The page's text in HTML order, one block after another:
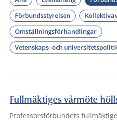
Förbundsstyrelsen
Omställningsförhandlingar
Vetenskaps- och
Fullmäktiges vårmöte
Professorsförbundets